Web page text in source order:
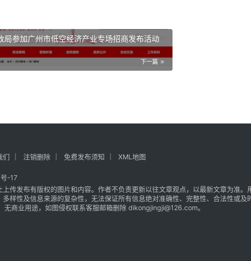
局参加广州市低空经济产业专场招商发布活动
下一篇
们 注销删除 免费发布须知 XML地图
-17
传发布有版权的图片和内容。作者不负责更新以往文章观点，以最新文章为准。
样性及信息来源的复杂性，无法保证所有信息绝对准确性、完整性、合法性或及
商业用途，如图侵权联系客服邮箱删除 dikongjingji@126.com。